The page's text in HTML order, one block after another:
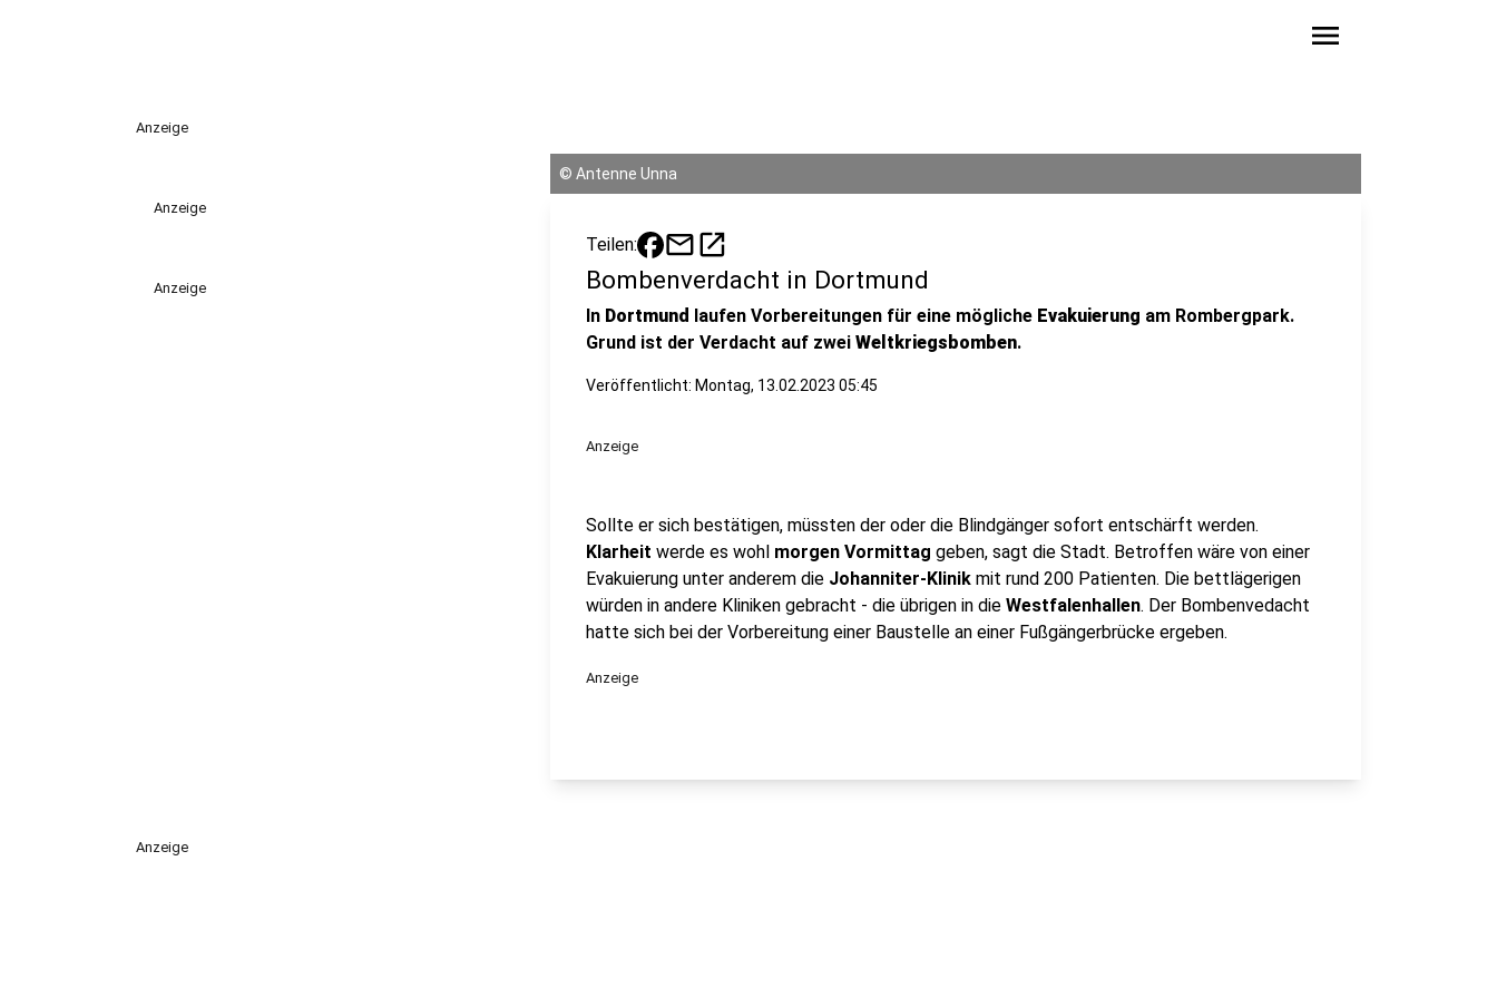
menu
Anzeige
Anzeige
Anzeige
© Antenne Unna
Teilen: mailopen_in_new
Bombenverdacht in Dortmund
In Dortmund laufen Vorbereitungen für eine mögliche Evakuierung am Rombergpark.
Grund ist der Verdacht auf zwei Weltkriegsbomben.
Veröffentlicht: Montag, 13.02.2023 05:45
Anzeige
Sollte er sich bestätigen, müssten der oder die Blindgänger sofort entschärft werden.
Klarheit werde es wohl morgen Vormittag geben, sagt die Stadt. Betroffen wäre von einer
Evakuierung unter anderem die Johanniter-Klinik mit rund 200 Patienten. Die bettlägerigen
würden in andere Kliniken gebracht - die übrigen in die Westfalenhallen. Der Bombenvedacht
hatte sich bei der Vorbereitung einer Baustelle an einer Fußgängerbrücke ergeben.
Anzeige
Anzeige